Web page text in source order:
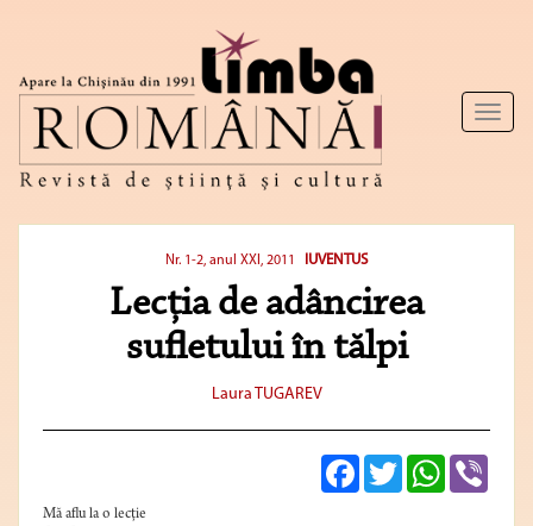
Toggle
Nr. 1-2, anul XXI, 2011 IUVENTUS
Lecţia de adâncirea
sufletului în tălpi
Laura TUGAREV
FacebookTwitterWhatsApp
Mă aflu la o lecţie